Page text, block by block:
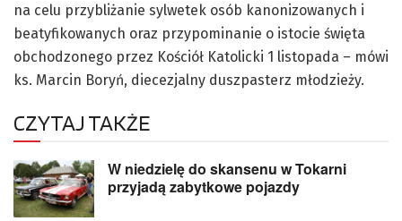
na celu przybliżanie sylwetek osób kanonizowanych i
beatyfikowanych oraz przypominanie o istocie święta
obchodzonego przez Kościół Katolicki 1 listopada – mówi
ks. Marcin Boryń, diecezjalny duszpasterz młodzieży.
CZYTAJ TAKŻE
W niedzielę do skansenu w Tokarni
przyjadą zabytkowe pojazdy